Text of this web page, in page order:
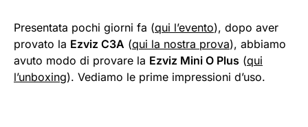
Presentata pochi giorni fa (qui l’evento), dopo aver
provato la Ezviz C3A (qui la nostra prova), abbiamo
avuto modo di provare la Ezviz Mini O Plus (qui
l’unboxing). Vediamo le prime impressioni d’uso.